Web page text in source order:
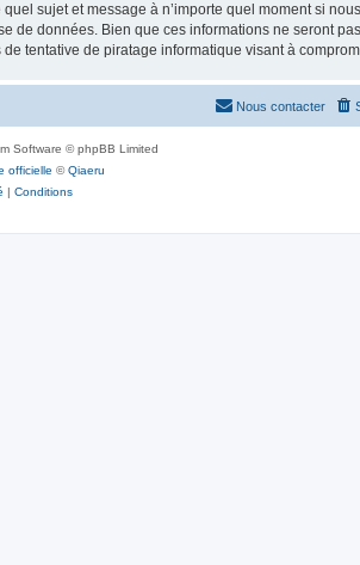
sujet et message à n’importe quel moment si
données. Bien que ces informations ne seront
tentative de piratage informatique visant à
Nous contacter
Software © phpBB Limited
officielle ©Qiaeru
| Conditions